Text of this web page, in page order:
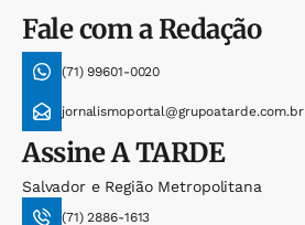
Fale com a Redação
(71) 99601-0020
jornalismoportal@grupoatarde.com.br
AssineA TARDE
Salvador e Região Metropolitana
(71) 2886-1613